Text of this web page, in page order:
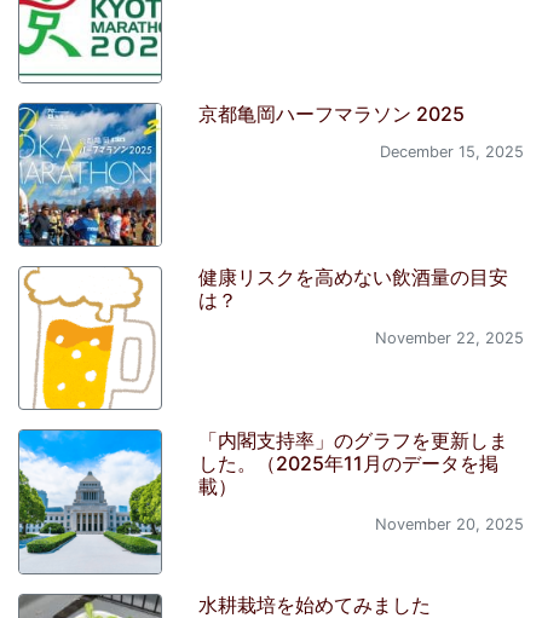
京都亀岡ハーフマラソン 2025
December 15, 2025
健康リスクを高めない飲酒量の目安
は？
November 22, 2025
「内閣支持率」のグラフを更新しま
した。（2025年11月のデータを掲
載）
November 20, 2025
水耕栽培を始めてみました